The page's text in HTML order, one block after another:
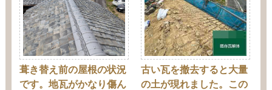
葺き替え前の屋根の状況
です。地瓦がかなり傷ん
古い瓦を撤去すると大量
の土が現れました。この